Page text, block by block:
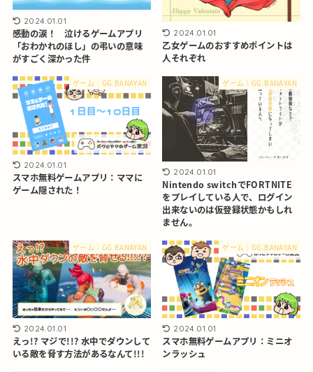
2024.01.01
感動の涙！ 泣けるゲームアプリ
「おわかれのほし」の弔いの意味
がすごく深かった件
2024.01.01
乙女ゲームのおすすめポイントは
人それぞれ
ゲーム｜GG.BANAYAN
2024.01.01
スマホ無料ゲームアプリ：ママに
ゲーム隠された！
ゲーム｜GG.BANAYAN
2024.01.01
Nintendo switchでFORTNITE
をプレイしている人で、ログイン
出来ないのは仮登録状態かもしれ
ません。
ゲーム｜GG.BANAYAN
2024.01.01
えっ!? マジで!!? 水中でダウンして
いる敵を脅す方法があるなんて!!!
ゲーム｜GG.BANAYAN
2024.01.01
スマホ無料ゲームアプリ：ミニオ
ンラッシュ